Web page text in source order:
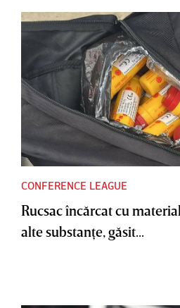
CONFERENCE LEAGUE
Rucsac încărcat cu
alte substanţe, găsit...